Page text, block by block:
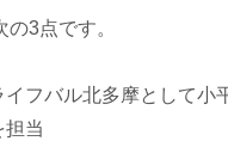
3点です。
フバル北多摩として小
担当